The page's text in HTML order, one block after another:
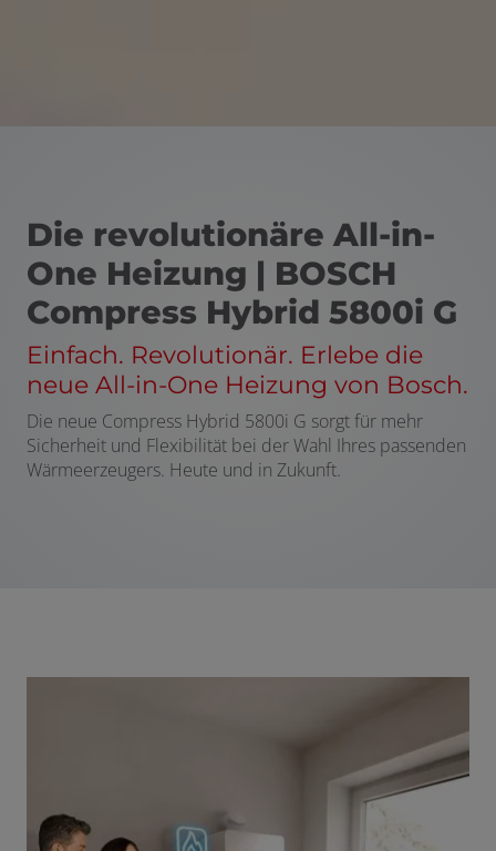
Die revolutionäre All-in-
One Heizung | BOSCH
Compress Hybrid 5800i G
Einfach. Revolutionär. Erlebe die
neue All-in-One Heizung von Bosch.
Die neue Compress Hybrid 5800i G sorgt für mehr
Sicherheit und Flexibilität bei der Wahl Ihres passenden
Wärmeerzeugers. Heute und in Zukunft.